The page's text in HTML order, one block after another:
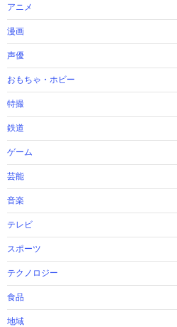
アニメ
漫画
声優
おもちゃ・ホビー
特撮
鉄道
ゲーム
芸能
音楽
テレビ
スポーツ
テクノロジー
食品
地域